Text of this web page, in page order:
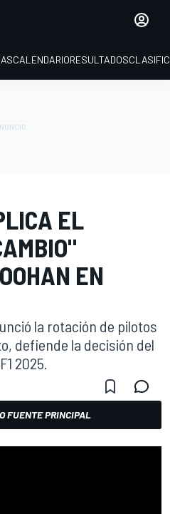
CALENDARIORESULTADOS
EL
EN
la rotación de pilotos
defiende la decisión del
2025.
FUENTE PRINCIPAL